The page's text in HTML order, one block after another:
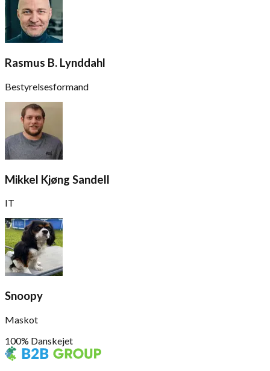
Rasmus B. Lynddahl
Bestyrelsesformand
Mikkel Kjøng Sandell
IT
Snoopy
Maskot
100% Danskejet